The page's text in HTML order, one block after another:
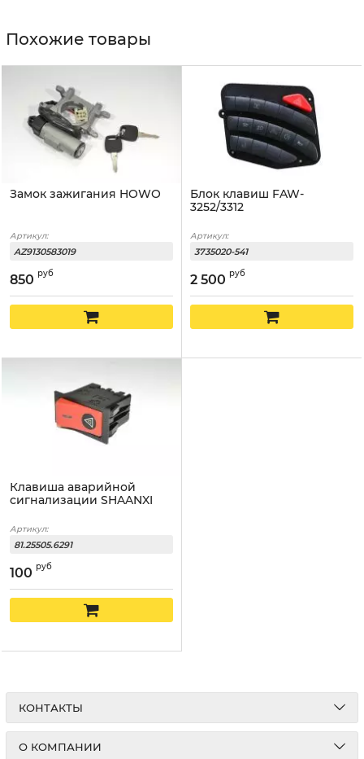
Похожие товары
Замок зажигания HOWO
Артикул:
AZ9130583019
850 руб
Блок клавиш FAW-
3252/3312
Артикул:
3735020-541
2 500 руб
Клавиша аварийной
сигнализации SHAANXI
Артикул:
81.25505.6291
100 руб
КОНТАКТЫ
О КОМПАНИИ